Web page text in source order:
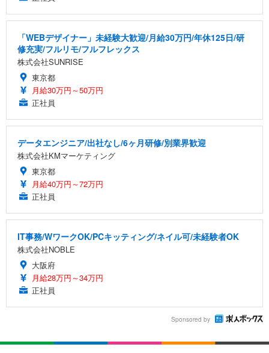
「WEBデザイナー」未経験大歓迎/月給30万円/年休125日/研
修充実/フルリモ/フルフレックス
株式会社SUNRISE
東京都
月給30万円～50万円
正社員
データエンジニア/出社なし/6ヶ月研修/別業界歓迎
株式会社KMマーケティング
東京都
月給40万円～72万円
正社員
IT事務/WワークOK/PCキッティング/ネイル可/未経験者OK
株式会社NOBLE
大阪府
月給28万円～34万円
正社員
Sponsored by